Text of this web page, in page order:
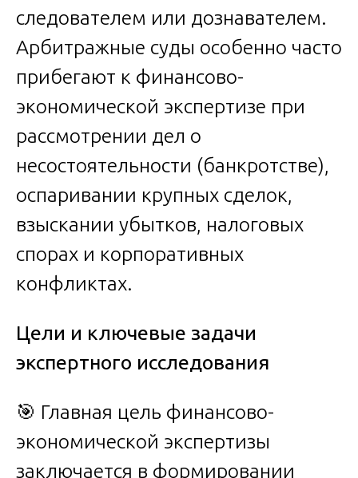
следователем или дознавателем.
Арбитражные суды особенно часто
прибегают к финансово-
экономической экспертизе при
рассмотрении дел о
несостоятельности (банкротстве),
оспаривании крупных сделок,
взыскании убытков, налоговых
спорах и корпоративных
конфликтах.
Цели и ключевые задачи
экспертного исследования
🎯 Главная цель финансово-
экономической экспертизы
заключается в формировании